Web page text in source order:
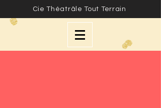
Cie Théatrâle Tout Terrain